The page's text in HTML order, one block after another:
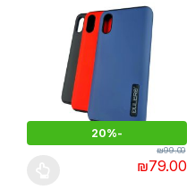
-
20%
₪79.00
₪99.00